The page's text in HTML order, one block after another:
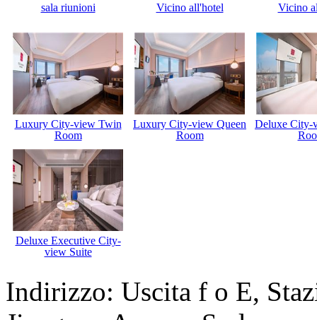
sala riunioni Vicino all'hotel Vicino
Luxury City-view Twin
Room
Luxury City-view Queen
Room
Deluxe City-
Deluxe Executive City-
view Suite
Indirizzo: Uscita f o E,